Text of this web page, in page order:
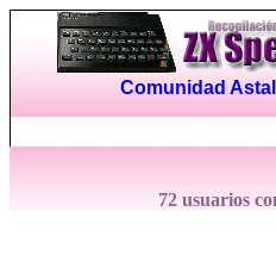
Comunidad
72 usuarios